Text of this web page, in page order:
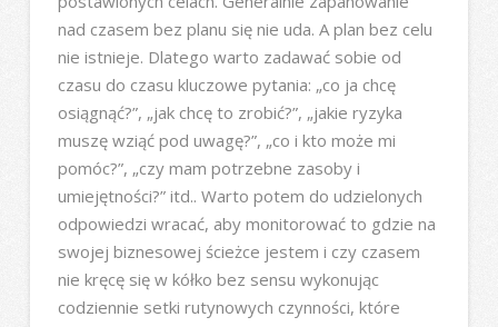
nad czasem bez planu się nie uda. A plan bez celu
nie istnieje. Dlatego warto zadawać sobie od
czasu do czasu kluczowe pytania: „co ja chcę
osiągnąć?”, „jak chcę to zrobić?”, „jakie ryzyka
muszę wziąć pod uwagę?”, „co i kto może mi
pomóc?”, „czy mam potrzebne zasoby i
umiejętności?” itd.. Warto potem do udzielonych
odpowiedzi wracać, aby monitorować to gdzie na
swojej biznesowej ścieżce jestem i czy czasem
nie kręcę się w kółko bez sensu wykonując
codziennie setki rutynowych czynności, które